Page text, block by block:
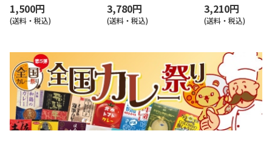
1,500円
(送料・税込)
3,780円
(送料・税込)
3,210円
(送料・税込)